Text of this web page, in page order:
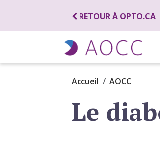
RETOUR À OPTO.CA
Accueil AOCC
Le